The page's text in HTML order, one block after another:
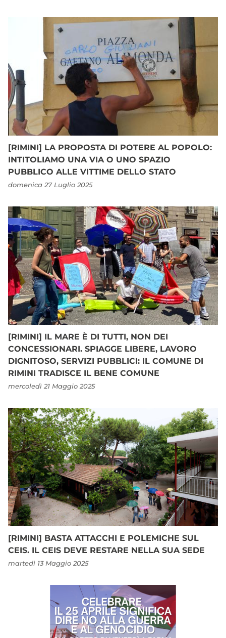
[RIMINI] LA PROPOSTA DI POTERE AL POPOLO:
INTITOLIAMO UNA VIA O UNO SPAZIO
PUBBLICO ALLE VITTIME DELLO STATO
domenica 27 Luglio 2025
[RIMINI] IL MARE È DI TUTTI, NON DEI
CONCESSIONARI. SPIAGGE LIBERE, LAVORO
DIGNITOSO, SERVIZI PUBBLICI: IL COMUNE DI
RIMINI TRADISCE IL BENE COMUNE
mercoledì 21 Maggio 2025
[RIMINI] BASTA ATTACCHI E POLEMICHE SUL
CEIS. IL CEIS DEVE RESTARE NELLA SUA SEDE
martedì 13 Maggio 2025